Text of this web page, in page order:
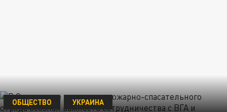
ОБЩЕСТВО УКРАИНА